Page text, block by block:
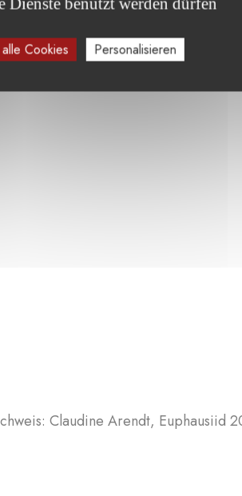
2023. © Silvia Arenas
Claudine Arendt,
Cookies Personalisieren